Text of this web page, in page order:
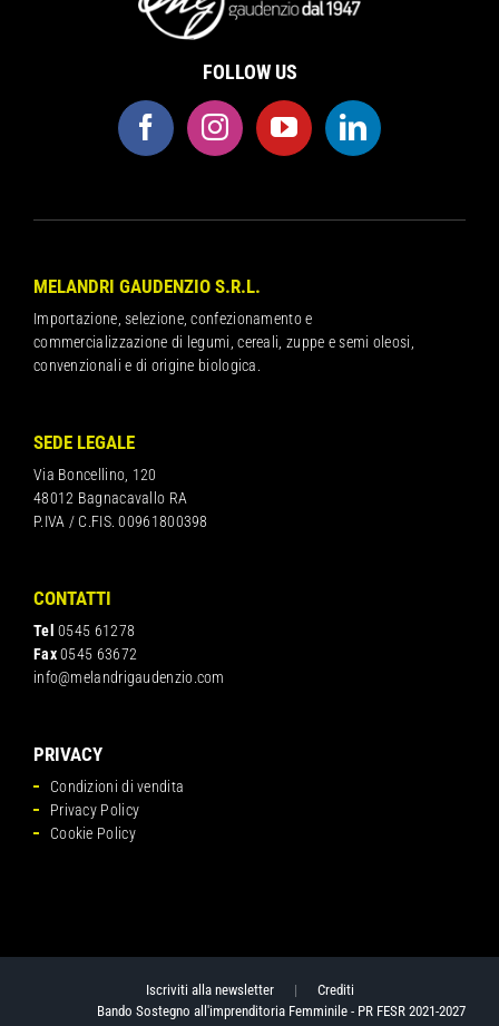
FOLLOW US
MELANDRI GAUDENZIO S.R.L.
Importazione, selezione, confezionamento e
commercializzazione di legumi, cereali, zuppe e semi oleosi,
convenzionali e di origine biologica.
SEDE LEGALE
Via Boncellino, 120
48012 Bagnacavallo RA
P.IVA / C.FIS. 00961800398
CONTATTI
Tel 0545 61278
Fax0545 63672
info@melandrigaudenzio.com
PRIVACY
Condizioni di vendita
Privacy Policy
Cookie Policy
Iscriviti alla newsletter| Crediti
Bando Sostegno all'imprenditoria Femminile - PR FESR 2021-2027